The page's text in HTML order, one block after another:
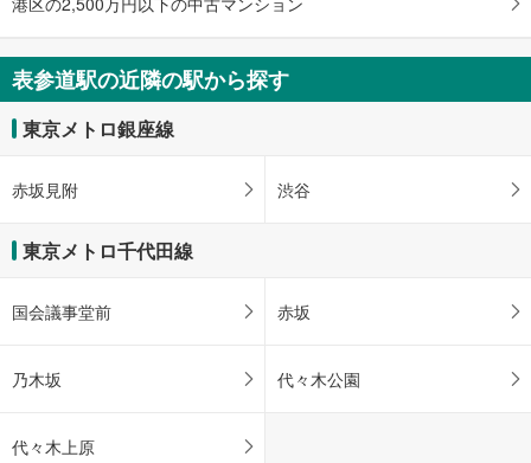
表参道駅の近隣の駅から探す
東京メトロ銀座線
赤坂見附 渋谷
東京メトロ千代田線
国会議事堂前 赤坂
乃木坂 代々木公園
代々木上原